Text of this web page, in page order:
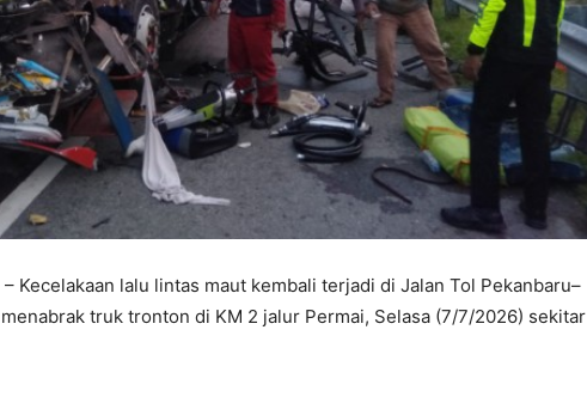
– Kecelakaan lalu lintas maut kembali terjadi di Jalan Tol Pekanbaru–
truk tronton di KM 2 jalur Permai, Selasa (7/7/2026) sekitar